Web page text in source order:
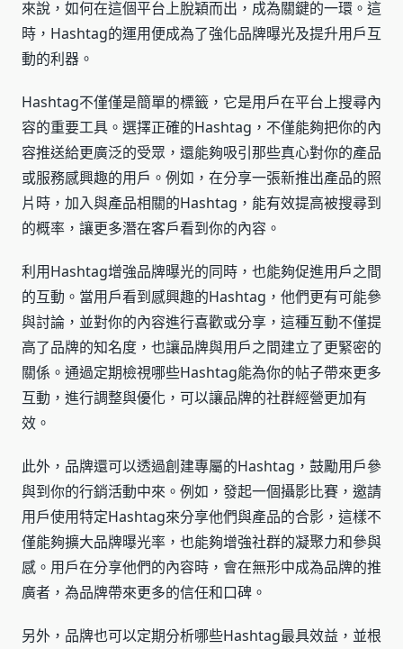
來說，如何在這個平台上脫穎而出，成為關鍵的一環。這
時，Hashtag的運用便成為了強化品牌曝光及提升用戶互
動的利器。
Hashtag不僅僅是簡單的標籤，它是用戶在平台上搜尋內
容的重要工具。選擇正確的Hashtag，不僅能夠把你的內
容推送給更廣泛的受眾，還能夠吸引那些真心對你的產品
或服務感興趣的用戶。例如，在分享一張新推出產品的照
片時，加入與產品相關的Hashtag，能有效提高被搜尋到
的概率，讓更多潛在客戶看到你的內容。
利用Hashtag增強品牌曝光的同時，也能夠促進用戶之間
的互動。當用戶看到感興趣的Hashtag，他們更有可能參
與討論，並對你的內容進行喜歡或分享，這種互動不僅提
高了品牌的知名度，也讓品牌與用戶之間建立了更緊密的
關係。通過定期檢視哪些Hashtag能為你的帖子帶來更多
互動，進行調整與優化，可以讓品牌的社群經營更加有
效。
此外，品牌還可以透過創建專屬的Hashtag，鼓勵用戶參
與到你的行銷活動中來。例如，發起一個攝影比賽，邀請
用戶使用特定Hashtag來分享他們與產品的合影，這樣不
僅能夠擴大品牌曝光率，也能夠增強社群的凝聚力和參與
感。用戶在分享他們的內容時，會在無形中成為品牌的推
廣者，為品牌帶來更多的信任和口碑。
另外，品牌也可以定期分析哪些Hashtag最具效益，並根